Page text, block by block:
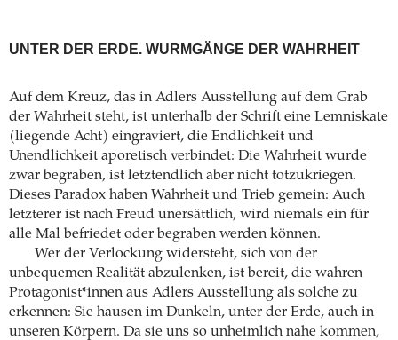
UNTER DER ERDE. WURMGÄNGE DER WAHRHEIT
Auf dem Kreuz, das in Adlers Ausstellung auf dem Grab
der Wahrheit steht, ist unterhalb der Schrift eine Lemniskate
(liegende Acht) eingraviert, die Endlichkeit und
Unendlichkeit aporetisch verbindet: Die Wahrheit wurde
zwar begraben, ist letztendlich aber nicht totzukriegen.
Dieses Paradox haben Wahrheit und Trieb gemein: Auch
letzterer ist nach Freud unersättlich, wird niemals ein für
alle Mal befriedet oder begraben werden können.
Wer der Verlockung widersteht, sich von der
unbequemen Realität abzulenken, ist bereit, die wahren
Protagonist*innen aus Adlers Ausstellung als solche zu
erkennen: Sie hausen im Dunkeln, unter der Erde, auch in
unseren Körpern. Da sie uns so unheimlich nahe kommen,